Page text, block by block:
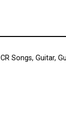
CR Songs, Guitar,